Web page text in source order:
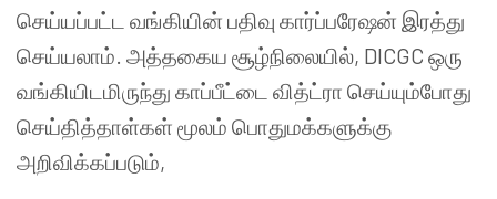
செய்யப்பட்ட வங்கியின் பதிவு கார்ப்பரேஷன் இரத்து
செய்யலாம். அத்தகைய சூழ்நிலையில், DICGC ஒரு
வங்கியிடமிருந்து காப்பீட்டை வித்ட்ரா செய்யும்போது
செய்தித்தாள்கள் மூலம் பொதுமக்களுக்கு
அறிவிக்கப்படும்,